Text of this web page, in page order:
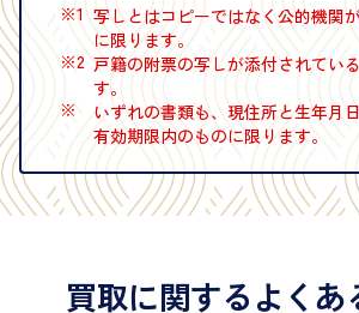
※1 写しとはコピーではなく公的機関
に限ります。
※2 戸籍の附票の写しが添付されてい
す。
※
いずれの書類も、現住所と生年月
有効期限内のものに限ります。
買取に関するよくあ